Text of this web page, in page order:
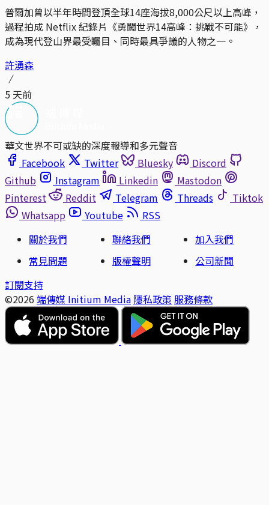
普爾加曾以半年時間登頂全球14座海拔8,000公尺以上高峰，
過程拍成 Netflix 紀錄片《勇闖世界14高峰：挑戰不可能》，
成為現代登山界最受矚目、同時最具爭議的人物之一。
許湧森
5 天前
華文世界不可或缺的深度報導和多元聲音
Facebook
Twitter Bluesky
Discord
Github
Instagram Linkedin
Mastodon
Pinterest
Reddit Telegram Threads
Tiktok
Whatsapp
Youtube
RSS
關於我們
聯絡我們
加入我們
常見問題
版權聲明
公司新聞
訂閱支持
©2026 端傳媒 Initium Media 隱私政策 服務條款